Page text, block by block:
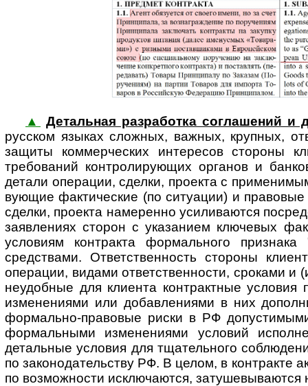
▲
Детальная разработка соглашений и
русском языках сложных, важных, крупных,
защиты коммер­ческих интересов стороны
требований конт­ро­ли­ру­ю­щих органов и
детали операции, сделки, проекта с
ву­ю­щие факти­ческие (по ситуации) и
сделки, проекта намеренно усили­ваются
заявлениях сторон с указанием ключевых
условиям контракта формаль­ного
средствами. Ответст­венность стороны
операции, видами ответственности, сроками
неудобные для клиента конт­рактные
изменениями или добав­лениями в них
формаль­но-пра­вовые риски в РФ
формаль­ными измене­ниями условий
детальные условия для тщатель­ного
по зако­но­да­тель­ству РФ. В целом, в контракте
по возможности исключаются, затуше­выва­ются